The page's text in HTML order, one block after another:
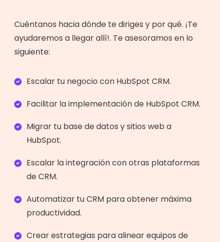
Cuéntanos hacia dónde te diriges y por qué. ¡Te
ayudaremos a llegar allí!. Te asesoramos en lo
siguiente:
Escalar tu negocio con HubSpot CRM.
Facilitar la implementación de HubSpot CRM.
Migrar tu base de datos y sitios web a
HubSpot.
Escalar la integración con otras plataformas
de CRM.
Automatizar tu CRM para obtener máxima
productividad.
Crear estrategias para alinear equipos de